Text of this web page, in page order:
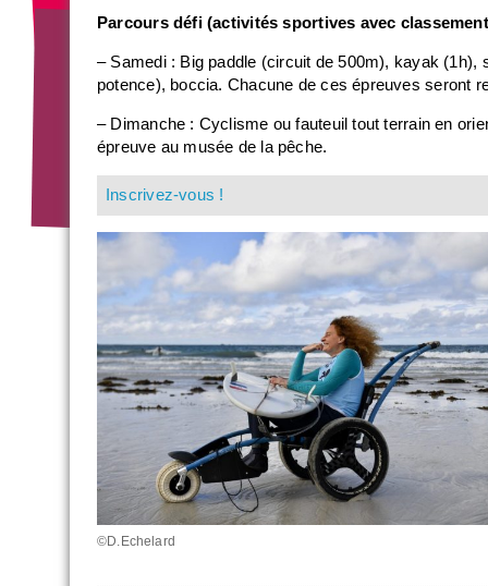
Parcours défi (activités sportives avec
– Samedi : Big paddle (circuit de 500m), kayak (1h),
potence), boccia. Chacune de ces épreuves seront
– Dimanche : Cyclisme ou fauteuil tout terrain en
épreuve au musée de la pêche.
Inscrivez-vous !
©D.Echelard